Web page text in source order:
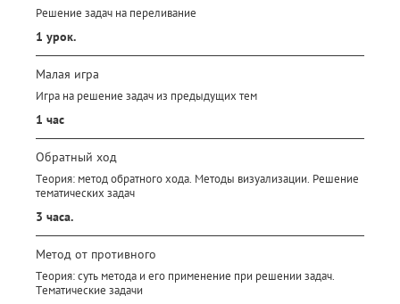
Решение задач на переливание
1 урок.
Малая игра
Игра на решение задач из предыдущих тем
1 час
Обратный ход
Теория: метод обратного хода. Методы визуализации. Решение
тематических задач
3 часа.
Метод от противного
Теория: суть метода и его применение при решении задач.
Тематические задачи